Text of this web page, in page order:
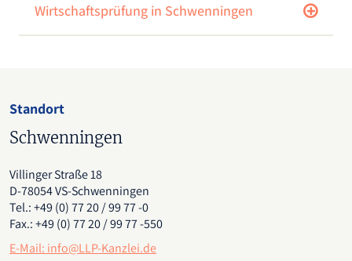
Wirtschaftsprüfung in Schwenningen
Standort
Schwenningen
Villinger Straße 18
D-78054 VS-Schwenningen
Tel.:+49 (0) 77 20 / 99 77 -0
Fax.:+49 (0) 77 20 / 99 77 -550
E-Mail: info@LLP-Kanzlei.de